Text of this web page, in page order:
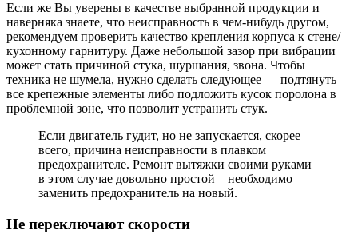
Если же Вы уверены в качестве выбранной продукции и
наверняка знаете, что неисправность в чем-нибудь другом,
рекомендуем проверить качество крепления корпуса к стене/
кухонному гарнитуру. Даже небольшой зазор при вибрации
может стать причиной стука, шуршания, звона. Чтобы
техника не шумела, нужно сделать следующее — подтянуть
все крепежные элементы либо подложить кусок поролона в
проблемной зоне, что позволит устранить стук.
Если двигатель гудит, но не запускается, скорее
всего, причина неисправности в плавком
предохранителе. Ремонт вытяжки своими руками
в этом случае довольно простой – необходимо
заменить предохранитель на новый.
Не переключают скорости